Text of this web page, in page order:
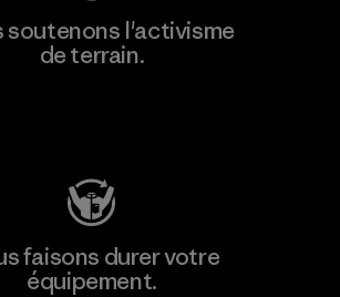
soutenons l'activisme
de terrain.
faisons durer votre
équipement.